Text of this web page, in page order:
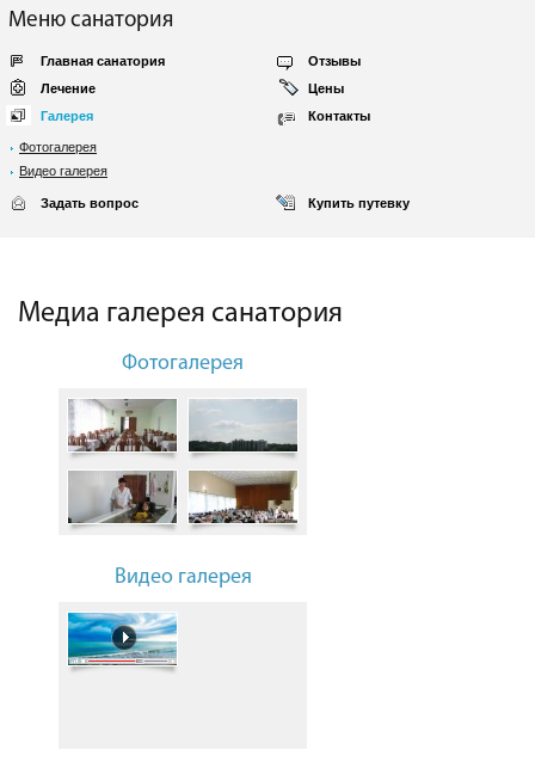
Меню санатория
Главная санатория
Отзывы
Лечение
Цены
Галерея
Фотогалерея
Видео галерея
Контакты
Задать вопрос Купить путевку
Медиа галерея санатория
Фотогалерея
Видео галерея